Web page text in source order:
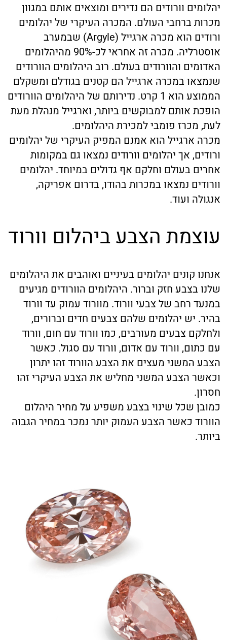
יהלומים וורודים הם נדירים ומוצאים אותם במגוון
מכרות ברחבי העולם. המכרה העיקרי של יהלומים
ורודים הוא מכרה ארגייל (Argyle) שבמערב
אוסטרליה. מכרה זה אחראי לכ-90% מהיהלומים
האדומים והוורודים בעולם. רוב היהלומים הוורודים
שנמצאו במכרה ארגייל הם קטנים בגודלם ומשקלם
הממוצע הוא 1 קרט. נדירותם של היהלומים הוורודים
הופכת אותם למבוקשים ביותר, וארגייל מנהלת מעת
לעת, מכרז פומבי למכירת היהלומים.
מכרה ארגייל הוא אמנם המפיק העיקרי של יהלומים
ורודים, אך יהלומים וורודים נמצאו גם במקומות
אחרים בעולם וחלקם אף גדולים במיוחד. יהלומים
וורודים נמצאו במכרות בהודו, בדרום אפריקה,
אנגולה ועוד.
עוצמת הצבע ביהלום וורוד
אנחנו קונים יהלומים בעיניים ואוהבים את היהלומים
שלנו בצבע חזק וברור. היהלומים הוורודים מגיעים
במנעד רחב של צבעי וורוד. מוורוד עמוק עד וורוד
בהיר. יש יהלומים שלהם צבעים חדים וברורים,
ולחלקם צבעים מעורבים, כמו וורוד עם חום, וורוד
עם כתום, וורוד עם אדום, וורוד עם סגול. כאשר
הצבע המשני מעצים את הצבע הוורוד זהו יתרון
וכאשר הצבע המשני מחליש את הצבע העיקרי זהו
חסרון.
כמובן שכל שינוי בצבע משפיע על מחיר היהלום
הוורוד כאשר הצבע העמוק יותר נמכר במחיר הגבוה
ביותר.